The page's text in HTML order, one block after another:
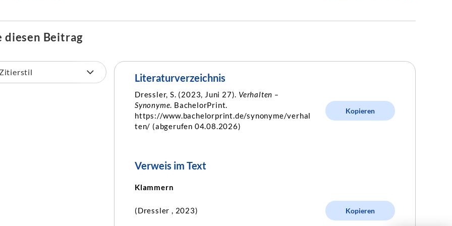
diesen Beitrag
Literaturverzeichnis
Dressler, S. (2023, Juni 27). Verhalten –
Synonyme. BachelorPrint.
https://www.bachelorprint.de/synonyme/verhal
ten/ (abgerufen 04.08.2026)
Kopieren
Verweis im Text
Klammern
(Dressler , 2023) Kopieren